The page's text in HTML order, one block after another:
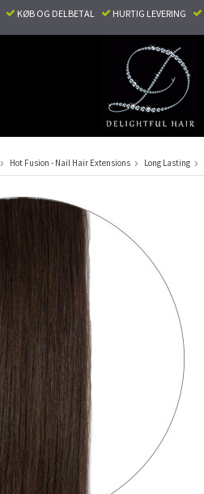
KØB OG DELBETAL HURTIG LEVERING
Hot Fusion - Nail Hair Extensions Long Lasting